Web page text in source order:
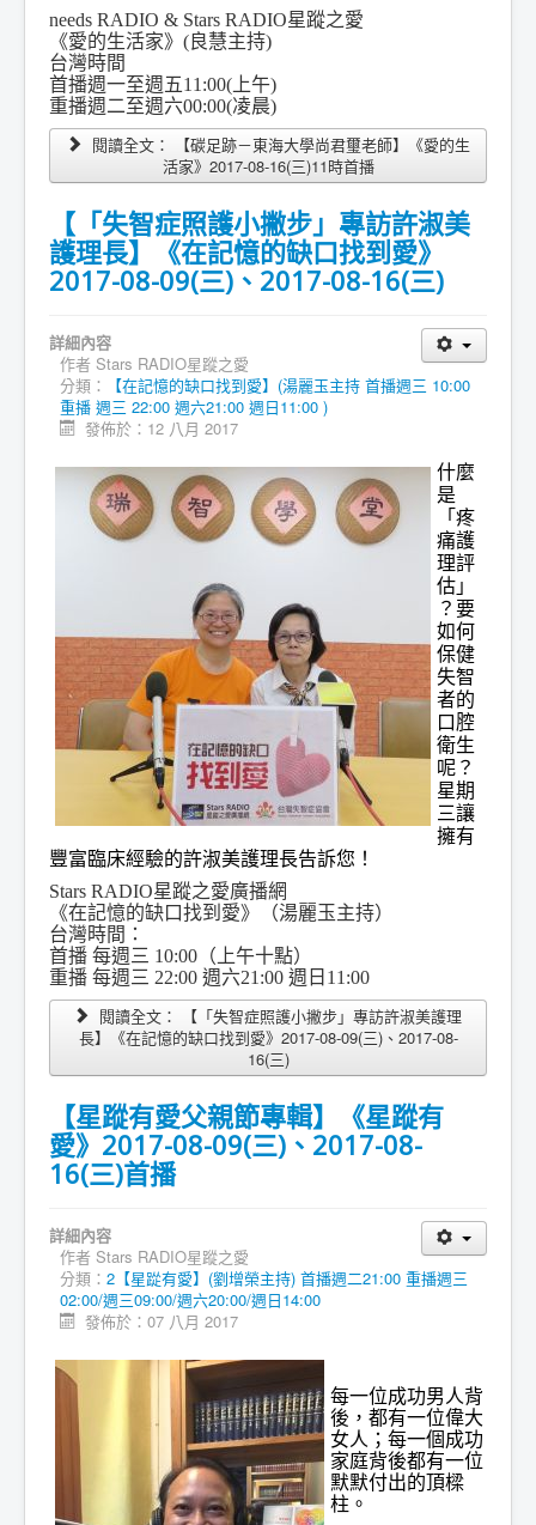
needs RADIO & Stars RADIO星蹤之愛
《愛的生活家》(良慧主持)
台灣時間
首播週一至週五11:00(上午)
重播週二至週六00:00(凌晨)
閱讀全文： 【碳足跡－東海大學尚君璽老師】《愛的生
活家》2017-08-16(三)11時首播
【「失智症照護小撇步」專訪許淑美
護理長】《在記憶的缺口找到愛》
2017-08-09(三)、2017-08-16(三)
詳細內容
作者 Stars RADIO星蹤之愛
分類：
【在記憶的缺口找到愛】(湯麗玉主持 首播週三 10:00
重播 週三 22:00 週六21:00 週日11:00 )
發佈於：12 八月 2017
什麼
是
「疼
痛護
理評
估」
？要
如何
保健
失智
者的
口腔
衛生
呢？
星期
三讓
擁有
豐富臨床經驗的許淑美護理長告訴您！
Stars RADIO星蹤之愛廣播網
《在記憶的缺口找到愛》（湯麗玉主持）
台灣時間：
首播 每週三 10:00（上午十點）
重播 每週三 22:00 週六21:00 週日11:00
閱讀全文： 【「失智症照護小撇步」專訪許淑美護理
長】《在記憶的缺口找到愛》2017-08-09(三)、2017-08-
16(三)
【星蹤有愛父親節專輯】《星蹤有
愛》2017-08-09(三)、2017-08-
16(三)首播
詳細內容
作者 Stars RADIO星蹤之愛
分類： 2【星踨有愛】(劉增榮主持) 首播週二21:00 重播週三
02:00/週三09:00/週六20:00/週日14:00
發佈於：07 八月 2017
每一位成功男人背
後，都有一位偉大
女人；每一個成功
家庭背後都有一位
默默付出的頂樑
柱。